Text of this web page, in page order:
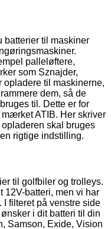
batterier til maskiner
palleløftere,
som Sznajder,
til maskinerne,
dem, så de
til. Dette er for
ATIB. Her skriver
opladeren skal bruges
rigtige indstilling.
til golfbiler og trolleys.
12V-batteri, men vi har
I filteret på venstre side
i dit batteri til din
Samson, Exide, Vision